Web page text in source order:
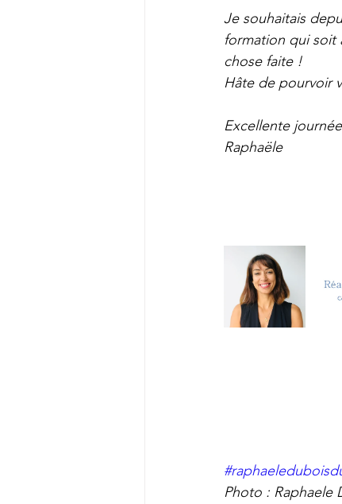
Je souhaitais
formation qui soit
chose faite !
Hâte de pourvoir
Excellente
Raphaële
Photo : Raphaele